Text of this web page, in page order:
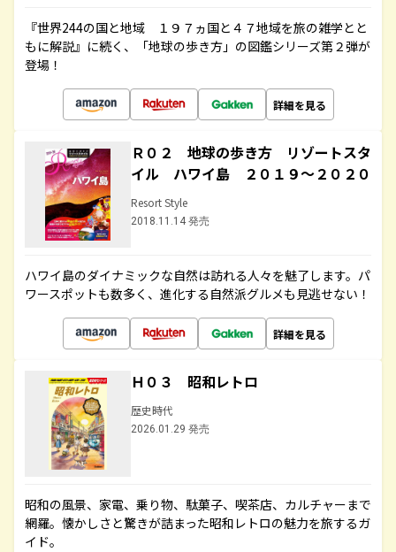
『世界244の国と地域 １９７ヵ国と４７地域を旅の雑学とと
もに解説』に続く、「地球の歩き方」の図鑑シリーズ第２弾が
登場！
詳細を見る
Ｒ０２ 地球の歩き方 リゾートスタ
イル ハワイ島 ２０１９～２０２０
Resort Style
2018.11.14 発売
ハワイ島のダイナミックな自然は訪れる人々を魅了します。パ
ワースポットも数多く、進化する自然派グルメも見逃せない！
詳細を見る
Ｈ０３ 昭和レトロ
歴史時代
2026.01.29 発売
昭和の風景、家電、乗り物、駄菓子、喫茶店、カルチャーまで
網羅。懐かしさと驚きが詰まった昭和レトロの魅力を旅するガ
イド。